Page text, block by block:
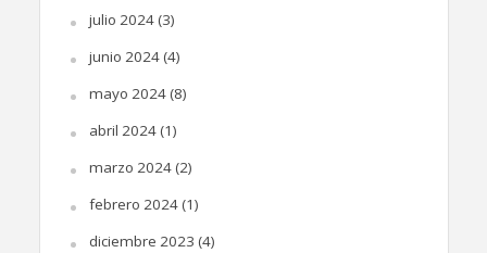
julio 2024(3)
junio 2024(4)
mayo 2024(8)
abril 2024(1)
marzo 2024(2)
febrero 2024(1)
diciembre 2023 (4)